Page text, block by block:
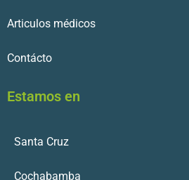
Articulos médicos
Contácto
Estamos en
Santa Cruz
Cochabamba